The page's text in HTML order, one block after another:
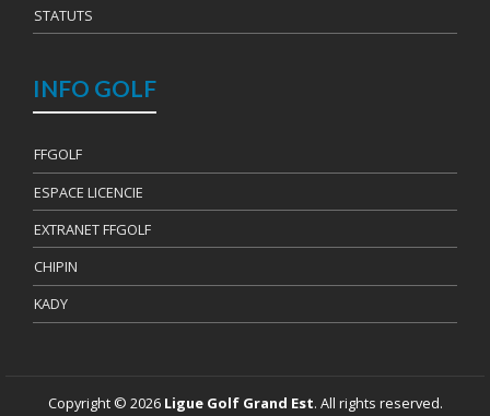
STATUTS
INFO GOLF
FFGOLF
ESPACE LICENCIE
EXTRANET FFGOLF
CHIPIN
KADY
Copyright © 2026 Ligue Golf Grand Est. All rights reserved.